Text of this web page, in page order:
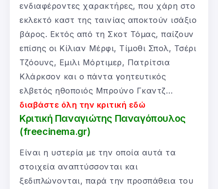
ενδιαφέροντες χαρακτήρες, που χάρη στο
εκλεκτό καστ της ταινίας αποκτούν ισάξιο
βάρος. Εκτός από τη Σκοτ Τόμας, παίζουν
επίσης οι Κίλιαν Μέρφι, Τίμοθι Σπολ, Τσέρι
Τζόουνς, Εμιλι Μόρτιμερ, Πατρίτσια
Κλάρκσον και ο πάντα γοητευτικός
ελβετός ηθοποιός Μπρούνο Γκαντζ…
διαβάστε όλη την κριτική εδώ
Κριτική Παναγιώτης Παναγόπουλος
(freecinema.gr)
Είναι η υστερία με την οποία αυτά τα
στοιχεία αναπτύσσονται και
ξεδιπλώνονται, παρά την προσπάθεια του